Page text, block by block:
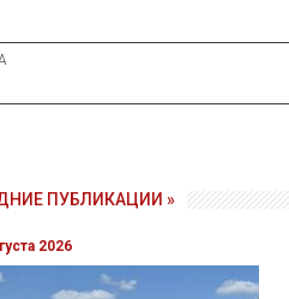
ПУБЛИКАЦИИ »
2026